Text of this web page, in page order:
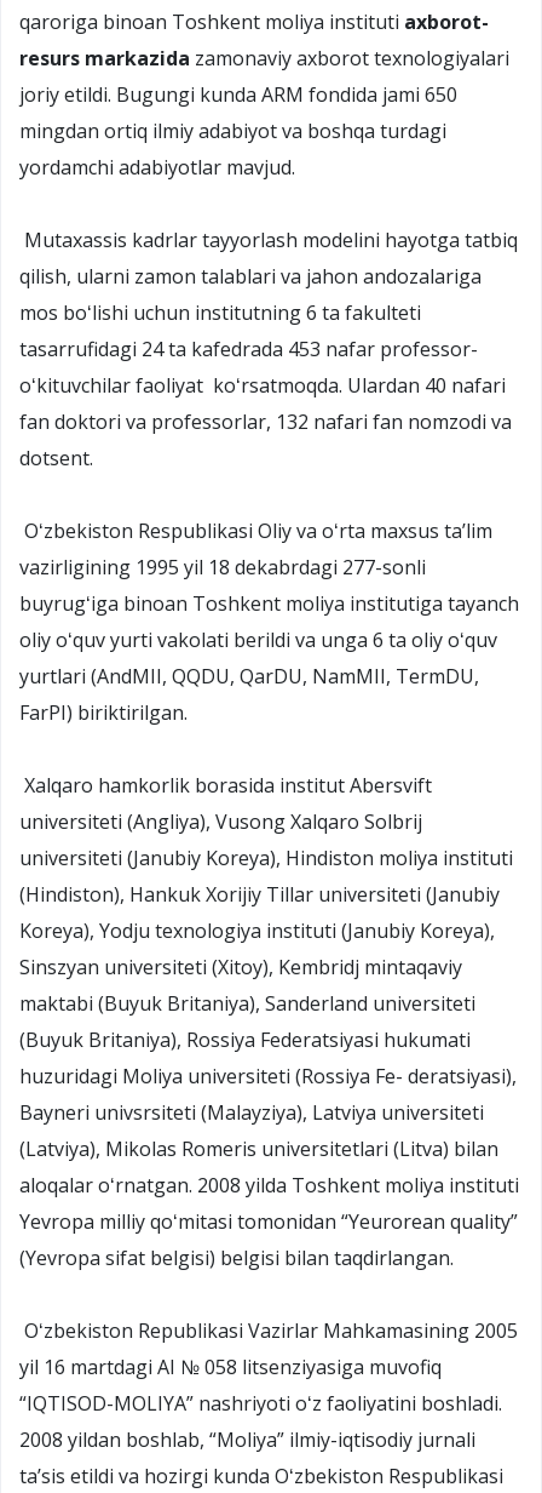
qaroriga binoan Toshkent moliya instituti axborot-
resurs markazida zamonaviy axborot texnologiyalari
joriy etildi. Bugungi kunda ARM fondida jami 650
mingdan ortiq ilmiy adabiyot va boshqa turdagi
yordamchi adabiyotlar mavjud.
Mutaxassis kadrlar tayyorlash modelini hayotga tatbiq
qilish, ularni zamon talablari va jahon andozalariga
mos boʻlishi uchun institutning 6 ta fakulteti
tasarrufidagi 24 ta kafedrada 453 nafar professor-
oʻkituvchilar faoliyat koʻrsatmoqda. Ulardan 40 nafari
fan doktori va professorlar, 132 nafari fan nomzodi va
dotsent.
Oʻzbekiston Respublikasi Oliy va oʻrta maxsus taʼlim
vazirligining 1995 yil 18 dekabrdagi 277-sonli
buyrugʻiga binoan Toshkent moliya institutiga tayanch
oliy oʻquv yurti vakolati berildi va unga 6 ta oliy oʻquv
yurtlari (AndMII, QQDU, QarDU, NamMII, TermDU,
FarPI) biriktirilgan.
Xalqaro hamkorlik borasida institut Abersvift
universiteti (Angliya), Vusong Xalqaro Solbrij
universiteti (Janubiy Koreya), Hindiston moliya instituti
(Hindiston), Hankuk Xorijiy Tillar universiteti (Janubiy
Koreya), Yodju texnologiya instituti (Janubiy Koreya),
Sinszyan universiteti (Xitoy), Kembridj mintaqaviy
maktabi (Buyuk Britaniya), Sanderland universiteti
(Buyuk Britaniya), Rossiya Federatsiyasi hukumati
huzuridagi Moliya universiteti (Rossiya Fe- deratsiyasi),
Bayneri univsrsiteti (Malayziya), Latviya universiteti
(Latviya), Mikolas Romeris universitetlari (Litva) bilan
aloqalar oʻrnatgan. 2008 yilda Toshkent moliya instituti
Yevropa milliy qoʻmitasi tomonidan “Yeurorean quality”
(Yevropa sifat belgisi) belgisi bilan taqdirlangan.
Oʻzbekiston Republikasi Vazirlar Mahkamasining 2005
yil 16 martdagi AI № 058 litsenziyasiga muvofiq
“IQTISOD-MOLIYA” nashriyoti oʻz faoliyatini boshladi.
2008 yildan boshlab, “Moliya” ilmiy-iqtisodiy jurnali
taʼsis etildi va hozirgi kunda Oʻzbekiston Respublikasi